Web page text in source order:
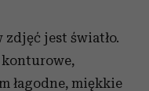
jest światło.
konturowe,
łagodne, miękkie